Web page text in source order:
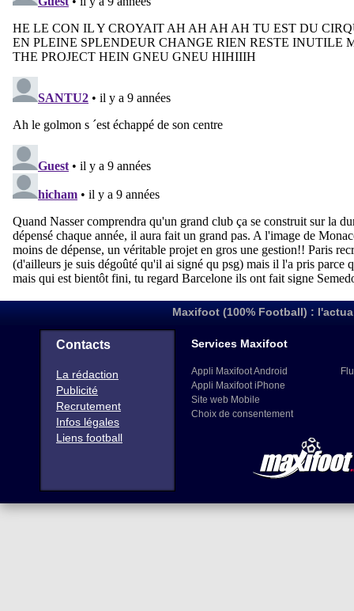
Maxifoot (100% Football) :
Contacts
La rédaction
Publicité
Recrutement
Infos légales
Liens football
Services Maxifoot
Appli Maxifoot Android
Appli Maxifoot iPhone
Site web Mobile
Choix de consentement